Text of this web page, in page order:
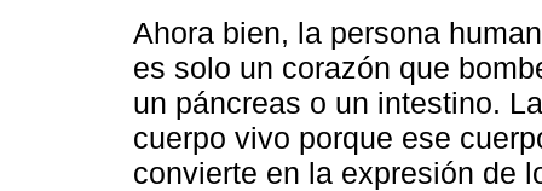
Ahora bien, la persona
es solo un corazón que
un páncreas o un intestino.
cuerpo vivo porque ese
convierte en la expresión de